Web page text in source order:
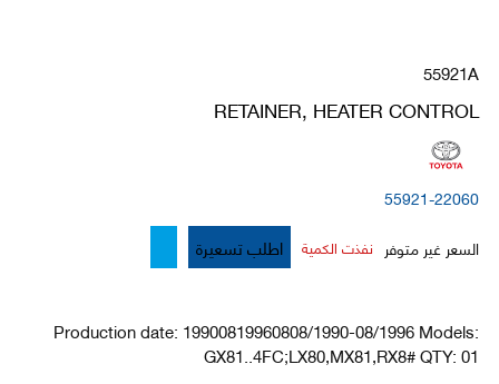
55921A
RETAINER, HEATER CONTROL
55921-22060
السعر غير متوفر نفذت الكمية اطلب تسعيرة
Production date: 19900819960808/1990-08/1996 Models:
GX81..4FC;LX80,MX81,RX8# QTY: 01